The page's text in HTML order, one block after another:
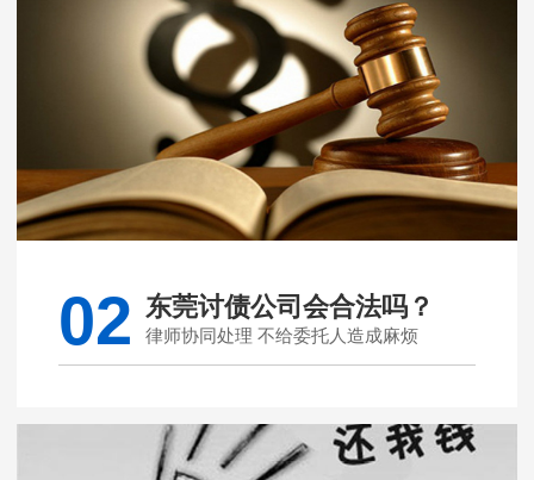
02 东莞讨债公司会合法吗？
律师协同处理 不给委托人造成麻烦